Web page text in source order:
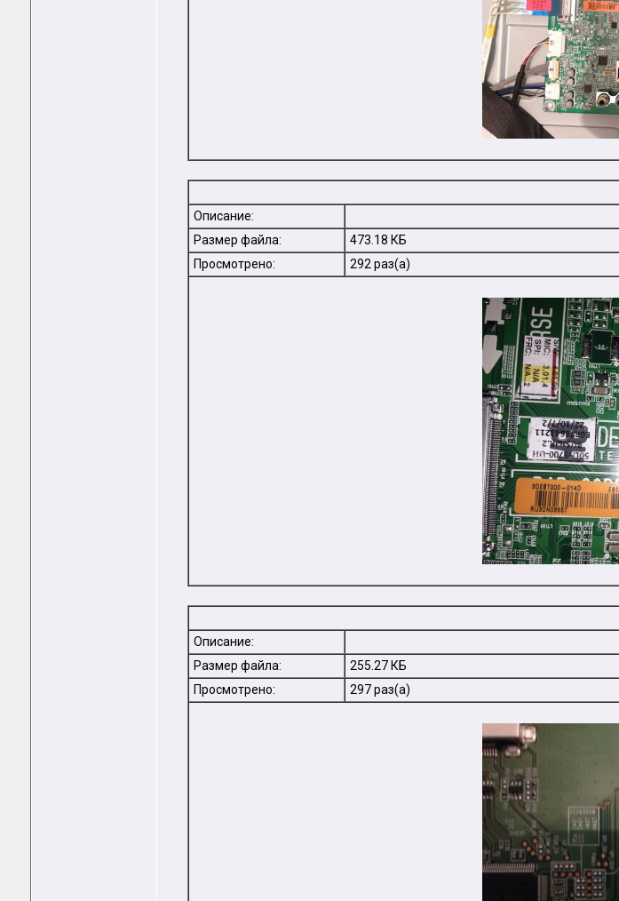
Описание:
Размер файла:
473.18 КБ
Просмотрено:
292 раз(а)
Описание:
Размер файла:
255.27 КБ
Просмотрено:
297 раз(а)